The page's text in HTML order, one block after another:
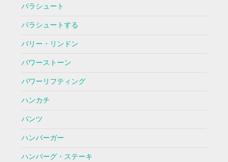
パラシュート
パラシュートする
バリー・リンドン
パワーストーン
パワーリフティング
ハンカチ
パンツ
ハンバーガー
ハンバーグ・ステーキ